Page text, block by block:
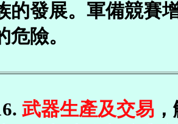
的發展。軍備競賽
危險。
武器生產及交易，